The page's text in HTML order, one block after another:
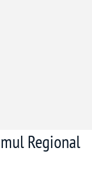
Regional